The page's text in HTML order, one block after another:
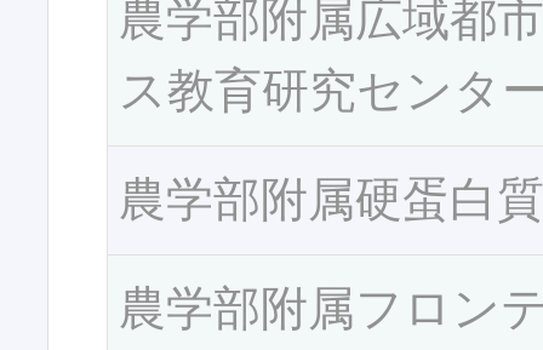
農学部附属広域都
ス教育研究センタ
農学部附属硬蛋白
農学部附属フロン